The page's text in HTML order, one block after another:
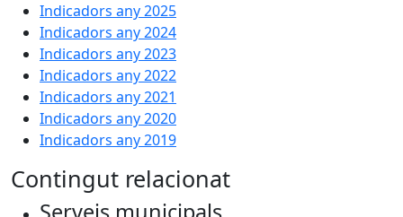
Indicadors any 2025
Indicadors any 2024
Indicadors any 2023
Indicadors any 2022
Indicadors any 2021
Indicadors any 2020
Indicadors any 2019
Contingut relacionat